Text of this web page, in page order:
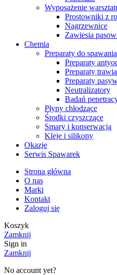
Wyposażenie
Prostowniki z
Nagrzewnice
Zawiesia
Chemia
Preparaty do spawania
Preparaty
Preparaty
Preparaty
Neutralizatory
Badań
Płyny chłodzące
Środki czyszczące
Smary i konserwacja
Kleje i silikony
Okazje
Serwis Spawarek
Strona główna
O nas
Marki
Kontakt
Zaloguj się
Koszyk
Zamknij
Sign in
Zamknij
No account yet?